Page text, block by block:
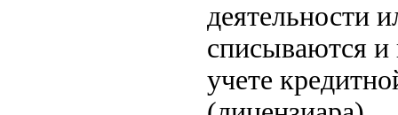
деятельности
списываются и
учете